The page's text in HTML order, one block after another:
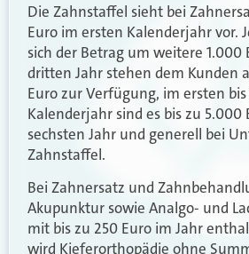
Die Zahnstaffel sieht bei
Euro im ersten Kalenderjahr vor.
sich der Betrag um weitere 1.000
dritten Jahr stehen dem Kunden
Euro zur Verfügung, im ersten
Kalenderjahr sind es bis zu 5.000
sechsten Jahr und generell bei
Zahnstaffel.
Bei Zahnersatz und
Akupunktur sowie Analgo- und
mit bis zu 250 Euro im Jahr
wird Kieferorthopädie ohne